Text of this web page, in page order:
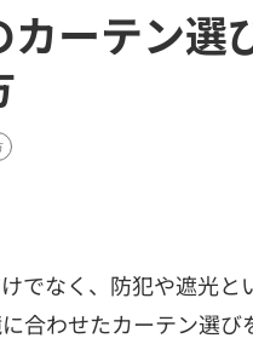
ーテン選
でなく、防犯や遮光
合わせたカーテン選